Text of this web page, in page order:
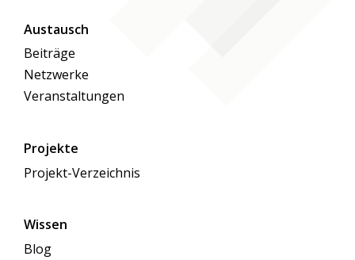
Austausch
Beiträge
Netzwerke
Veranstaltungen
Projekte
Projekt-Verzeichnis
Wissen
Blog